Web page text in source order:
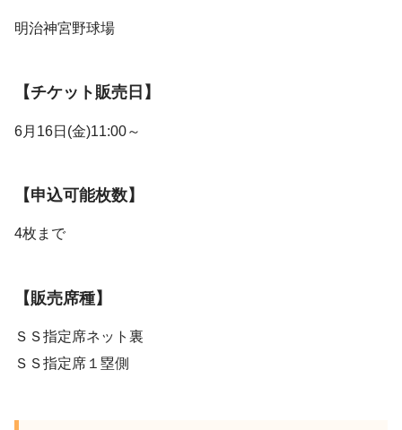
明治神宮野球場
【チケット販売日】
6月16日(金)11:00～
【申込可能枚数】
4枚まで
【販売席種】
ＳＳ指定席ネット裏
ＳＳ指定席１塁側